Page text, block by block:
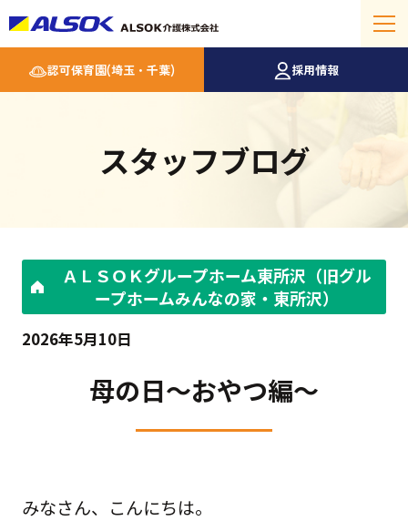
認可保育園(埼玉・千葉) 採用情報
スタッフブログ
ＡＬＳＯＫグループホーム東所沢（旧グル
ープホームみんなの家・東所沢）
2026年5月10日
母の日～おやつ編～
みなさん、こんにちは。